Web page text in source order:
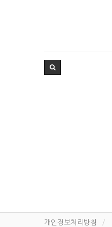
개인정보처리방침